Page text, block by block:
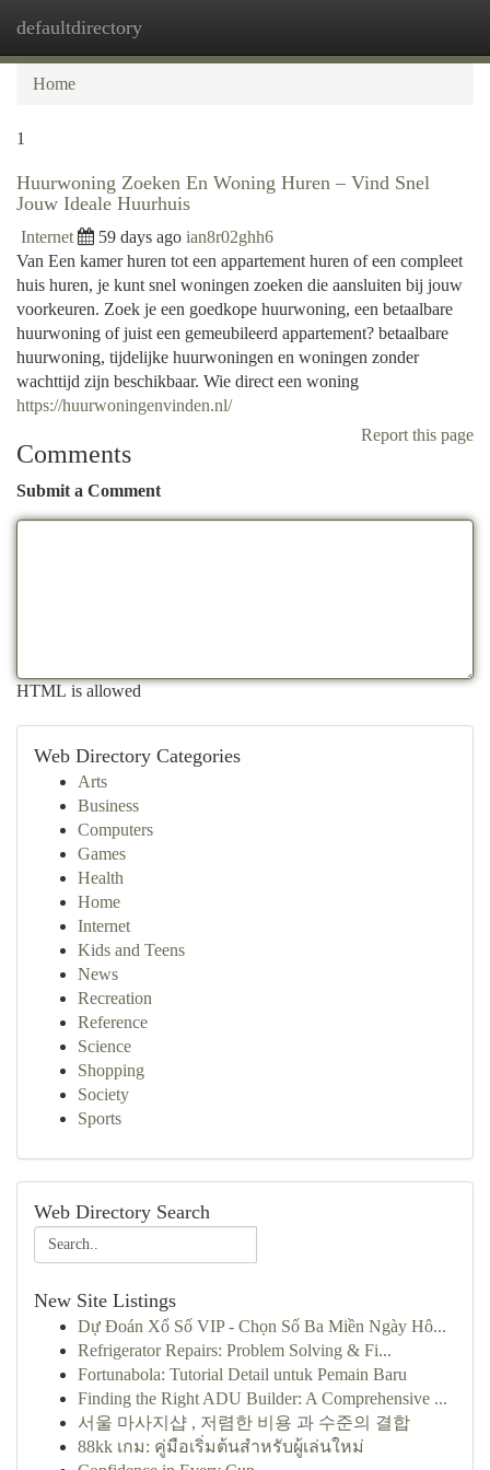
defaultdirectory
Home
1
Huurwoning Zoeken En Woning Huren – Vind Snel
Jouw Ideale Huurhuis
Internet 59 days ago ian8r02ghh6
Van Een kamer huren tot een appartement huren of een compleet
huis huren, je kunt snel woningen zoeken die aansluiten bij jouw
voorkeuren. Zoek je een goedkope huurwoning, een betaalbare
huurwoning of juist een gemeubileerd appartement? betaalbare
huurwoning, tijdelijke huurwoningen en woningen zonder
wachttijd zijn beschikbaar. Wie direct een woning
https://huurwoningenvinden.nl/
Report this page
Comments
Submit a Comment
HTML is allowed
Web Directory Categories
Arts
Business
Computers
Games
Health
Home
Internet
Kids and Teens
News
Recreation
Reference
Science
Shopping
Society
Sports
Web Directory Search
New Site Listings
Dự Đoán Xổ Số VIP - Chọn Số Ba Miền Ngày Hô...
Refrigerator Repairs: Problem Solving & Fi...
Fortunabola: Tutorial Detail untuk Pemain Baru
Finding the Right ADU Builder: A Comprehensive ...
서울 마사지샵 , 저렴한 비용 과 수준의 결합
88kk เกม: คู่มือเริ่มต้นสำหรับผู้เล่นใหม่